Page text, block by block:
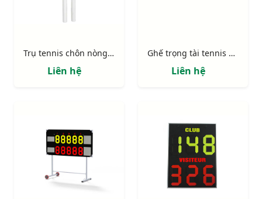
Trụ tennis chôn nòng S25235 (tăng đơ trong)
Liên hệ
Ghế trọng tài tennis S25331 cao 1.8m
Liên hệ